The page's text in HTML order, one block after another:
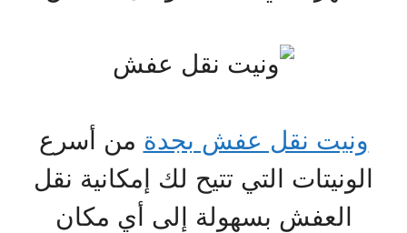
ونيت نقل عفش بجدة من أسرع
الونيتات التي تتيح لك إمكانية نقل
العفش بسهولة إلى أي مكان